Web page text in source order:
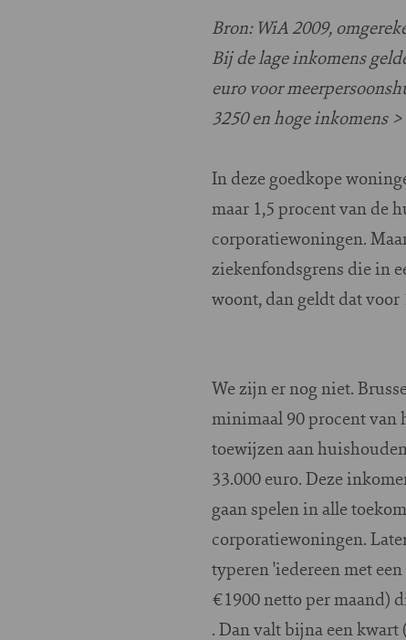
Bron: WiA 2009,
Bij de lage inkomens
euro voor
3250 en hoge inkomens
In deze goedkope
maar 1,5 procent van de
corporatiewoningen.
ziekenfondsgrens die in
woont, dan geldt dat
We zijn er nog niet.
minimaal 90 procent
toewijzen aan
33.000 euro. Deze
gaan spelen in alle
corporatiewoningen.
typeren 'iedereen met
€1900 netto per maand)
. Dan valt bijna een kwart